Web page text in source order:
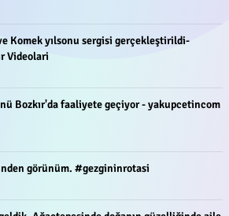
Komek yılsonu sergisi gerçekleştirildi-
Videolari
Bozkır'da faaliyete geçiyor - yakupcetincom
görünüm. #gezgininrotasi